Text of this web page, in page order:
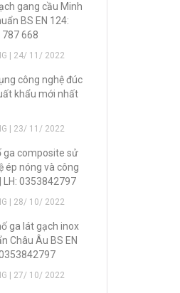
gang cầu Minh
BS EN 124:
787 668
| 24/ 11/ 2022
công nghệ đúc
khẩu mới nhất
| 23/ 11/ 2022
ga composite sử
ép nóng và công
LH: 0353842797
| 28/ 10/ 2022
ga lát gạch inox
Châu Âu BS EN
| 27/ 10/ 2022